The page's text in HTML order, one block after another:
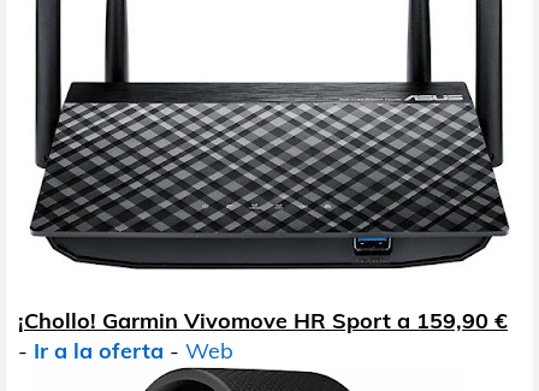
¡Chollo! Garmin Vivomove HR Sport a 159,90 €
- Ir a la oferta - Web